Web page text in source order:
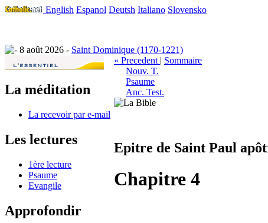
English Espanol Deutsh Italiano Slovensko
8 août 2026 - Saint Dominique (1170-1221)
La méditation
La recevoir par e-mail
Les lectures
1ère lecture
Psaume
Evangile
Approfondir
« Precedent | Sommaire
Nouv. T.
Psaume
Anc. Test.
Epitre de Saint Paul
Chapitre 4